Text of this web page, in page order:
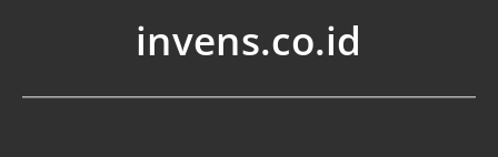
invens.co.id